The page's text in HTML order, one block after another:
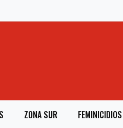
ZONA SUR FEMINICIDIOS